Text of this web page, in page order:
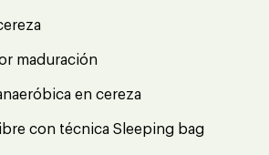
maduración
en cereza
con técnica Sleeping bag